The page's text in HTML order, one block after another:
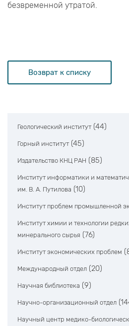
безвременной утратой.
Возврат к списку
Геологический институт (44)
Горный институт (45)
Издательство КНЦ РАН (85)
Институт информатики и
им. В. А. Путилова (10)
Институт проблем промышленной
Институт химии и технологии
минерального сырья (76)
Институт экономических проблем
Международный отдел (20)
Научная библиотека (9)
Научно-организационный отдел
Научный центр медико-